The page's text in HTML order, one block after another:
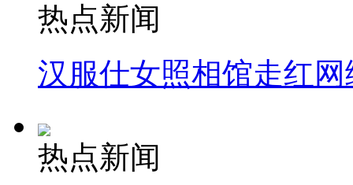
热点新闻
汉服仕女照相馆走红网
热点新闻